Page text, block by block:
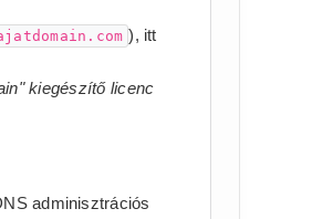
), itt
kiegészítő licenc
adminisztrációs